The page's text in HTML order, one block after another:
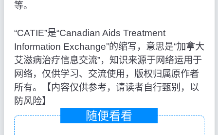
等。
“CATIE”是“Canadian Aids Treatment
Information Exchange”的缩写，意思是“加拿大
艾滋病治疗信息交流”，知识来源于网络运用于
网络，仅供学习、交流使用，版权归属原作者
所有。【内容仅供参考，请读者自行甄别，以
防风险】
随便看看